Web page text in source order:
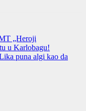
„Heroji
u Karlobagu!
puna algi kao da